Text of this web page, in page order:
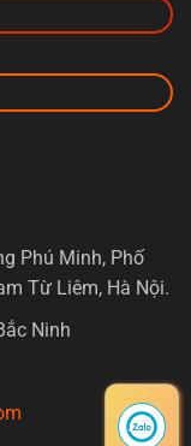
Phú Minh, Phố
Từ Liêm, Hà Nội.
Ninh